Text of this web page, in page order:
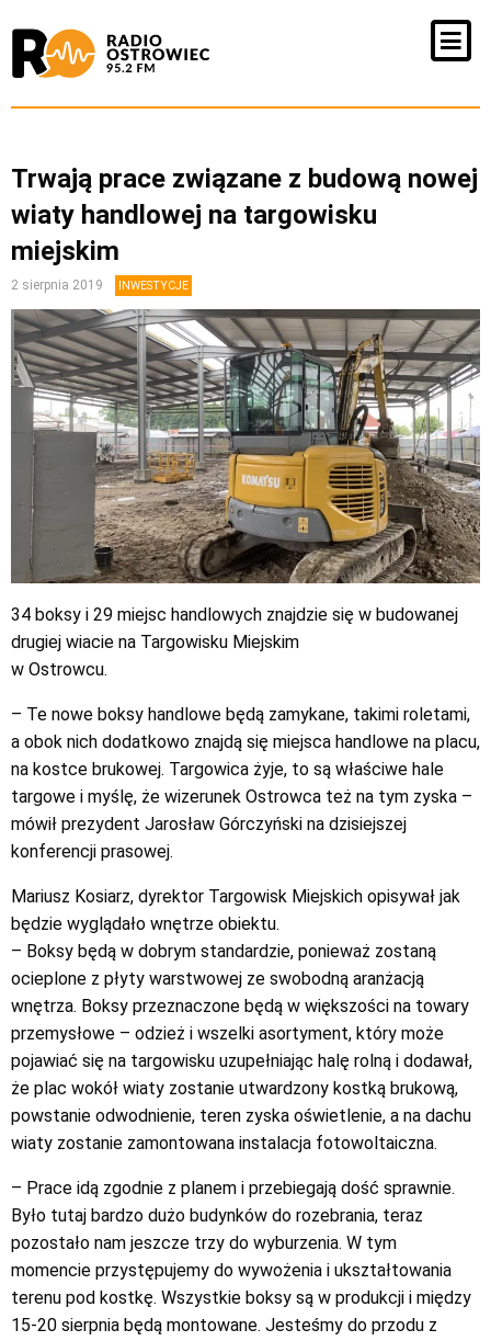
Trwają prace związane z budową nowej
wiaty handlowej na targowisku
miejskim
2 sierpnia 2019 INWESTYCJE
34 boksy i 29 miejsc handlowych znajdzie się w budowanej
drugiej wiacie na Targowisku Miejskim
w Ostrowcu.
– Te nowe boksy handlowe będą zamykane, takimi roletami,
a obok nich dodatkowo znajdą się miejsca handlowe na placu,
na kostce brukowej. Targowica żyje, to są właściwe hale
targowe i myślę, że wizerunek Ostrowca też na tym zyska –
mówił prezydent Jarosław Górczyński na dzisiejszej
konferencji prasowej.
Mariusz Kosiarz, dyrektor Targowisk Miejskich opisywał jak
będzie wyglądało wnętrze obiektu.
– Boksy będą w dobrym standardzie, ponieważ zostaną
ocieplone z płyty warstwowej ze swobodną aranżacją
wnętrza. Boksy przeznaczone będą w większości na towary
przemysłowe – odzież i wszelki asortyment, który może
pojawiać się na targowisku uzupełniając halę rolną i dodawał,
że plac wokół wiaty zostanie utwardzony kostką brukową,
powstanie odwodnienie, teren zyska oświetlenie, a na dachu
wiaty zostanie zamontowana instalacja fotowoltaiczna.
– Prace idą zgodnie z planem i przebiegają dość sprawnie.
Było tutaj bardzo dużo budynków do rozebrania, teraz
pozostało nam jeszcze trzy do wyburzenia. W tym
momencie przystępujemy do wywożenia i ukształtowania
terenu pod kostkę. Wszystkie boksy są w produkcji i między
15-20 sierpnia będą montowane. Jesteśmy do przodu z